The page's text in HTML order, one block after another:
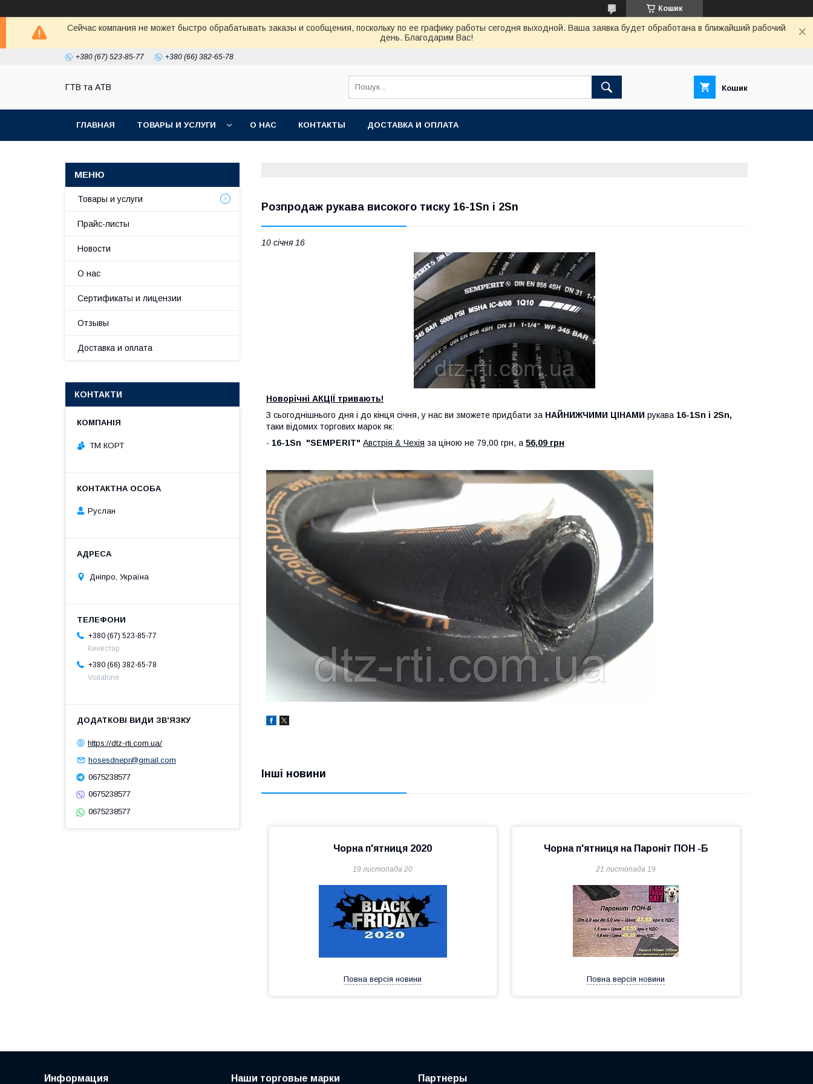
Кошик
Сейчас компания не может быстро обрабатывать заказы и сообщения, поскольку по ее графику работы сегодня выходной. Ваша заявка будет обработана в ближайший рабочий
день. Благодарим Вас!
+380 (67) 523-85-77 +380 (66) 382-65-78
ГТВ та АТВ Кошик
ГЛАВНАЯ ТОВАРЫ И УСЛУГИ О НАС КОНТАКТЫ ДОСТАВКА И ОПЛАТА
Розпродаж рукава високого тиску 16-1Sn і 2Sn
10 січня 16
Новорічні АКЦІЇ тривають!
З сьогоднішнього дня і до кінця січня, у нас ви зможете придбати за НАЙНИЖЧИМИ ЦІНАМИ рукава 16-1Sn і 2Sn,
таки відомих торгових марок як:
- 16-1Sn "SEMPERIT" Австрія & Чехія за ціною не 79,00 грн, а 56,09 грн
Інші новини
Чорна п'ятниця 2020
19 листопада 20
Повна версія новини
Чорна п'ятниця на Пароніт ПОН -Б
21 листопада 19
Повна версія новини
Товары и услуги
Прайс-листы
Новости
О нас
Сертификаты и лицензии
Отзывы
Доставка и оплата
КОНТАКТИ
ТМ КОРТ
Руслан
Дніпро, Україна
+380 (67) 523-85-77
Киевстар
+380 (66) 382-65-78
Vodafone
https://dtz-rti.com.ua/
hosesdnepr@gmail.com
0675238577
0675238577
0675238577
Информация Наши торговые марки Партнеры